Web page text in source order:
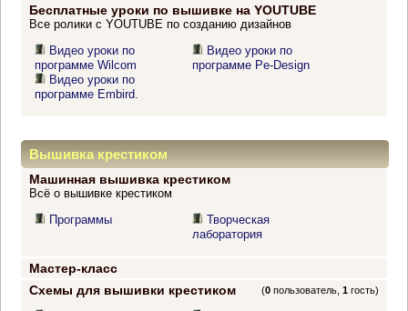
Бесплатные уроки по вышивке на YOUTUBE
Все ролики с YOUTUBE по созданию дизайнов
Видео уроки по
программе Wilcom
Видео уроки по
программе Embird.
Видео уроки по
программе Pe-Design
Вышивка крестиком
Машинная вышивка крестиком
Всё о вышивке крестиком
Программы
Творческая
лаборатория
Мастер-класс
Схемы для вышивки крестиком
(0 пользователь,1 гость)